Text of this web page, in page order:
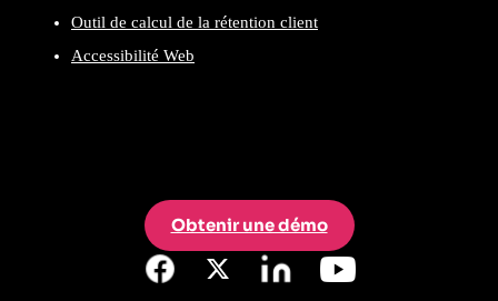
Outil de calcul de la rétention client
Accessibilité Web
Obtenir une démo